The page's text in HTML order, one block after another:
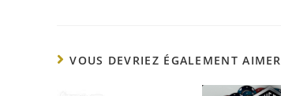
VOUS DEVRIEZ ÉGALEMENT AIMER